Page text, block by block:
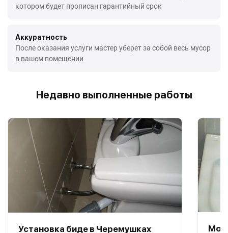
котором будет прописан гарантийный срок
Аккуратность
После оказания услуги мастер уберет за собой весь мусор
в вашем помещении
Недавно выполненные работы
Установка биде в Черемушках